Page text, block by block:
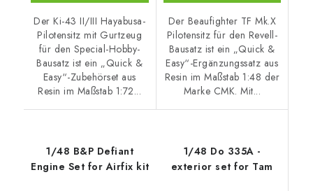
Der Ki-43 II/III Hayabusa-
Pilotensitz mit Gurtzeug
für den Special-Hobby-
Bausatz ist ein „Quick &
Easy“-Zubehörset aus
Resin im Maßstab 1:72...
Der Beaufighter TF Mk.X
Pilotensitz für den Revell-
Bausatz ist ein „Quick &
Easy“-Ergänzungssatz aus
Resin im Maßstab 1:48 der
Marke CMK. Mit...
1/48 B&P Defiant
Engine Set for Airfix kit
1/48 Do 335A -
exterior set for Tam